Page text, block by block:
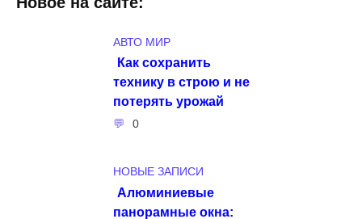
АВТО МИР
Как сохранить
технику в строю и не
потерять урожай
0
НОВЫЕ ЗАПИСИ
Алюминиевые
панорамные окна: